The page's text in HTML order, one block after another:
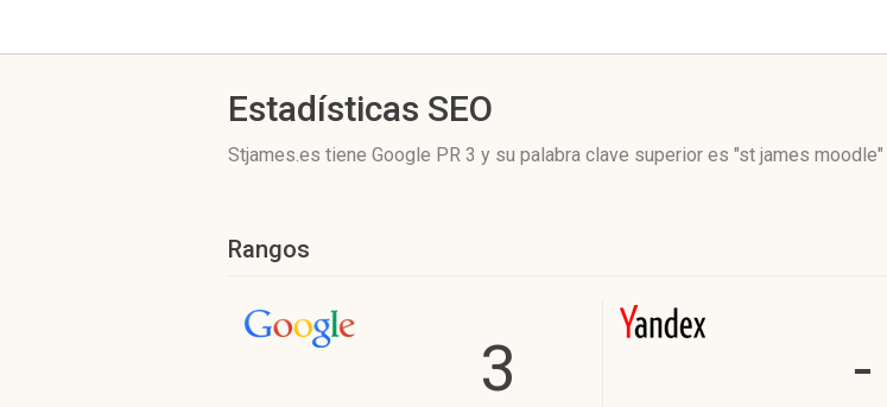
Estadísticas SEO
Stjames.es tiene Google PR 3 y su palabra clave superior es "st james moodle"
Rangos
3 -